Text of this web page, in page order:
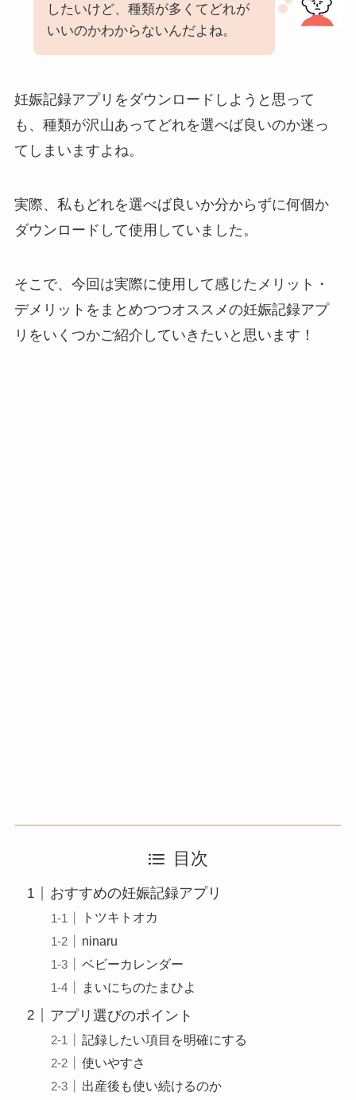
したいけど、種類が多くてどれが
いいのかわからないんだよね。
妊娠記録アプリをダウンロードしようと思って
も、種類が沢山あってどれを選べば良いのか迷っ
てしまいますよね。
実際、私もどれを選べば良いか分からずに何個か
ダウンロードして使用していました。
そこで、今回は実際に使用して感じたメリット・
デメリットをまとめつつオススメの妊娠記録アプ
リをいくつかご紹介していきたいと思います！
目次
おすすめの妊娠記録アプリ
トツキトオカ
ninaru
ベビーカレンダー
まいにちのたまひよ
アプリ選びのポイント
記録したい項目を明確にする
使いやすさ
出産後も使い続けるのか